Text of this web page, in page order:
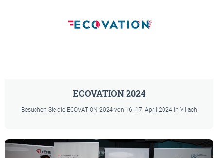
ECOVATION 2024
Besuchen Sie die ECOVATION 2024 von 16.-17. April 2024 in Villach